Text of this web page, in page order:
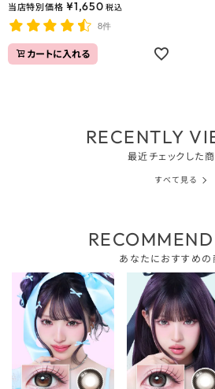
当店特別価格 ¥1,650 税込
8件
カートに入れる
RECENTLY
最近チェックした
すべて見る
あなたにおすすめの